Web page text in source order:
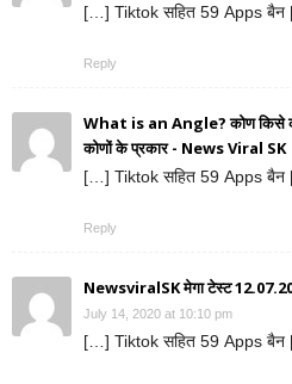
[…] Tiktok सहित 59 Apps
Reply
What is an Angle? कोण
कोणों के प्रकार - News Viral SK
[…] Tiktok सहित 59 Apps
Reply
NewsviralSK मेगा टेस्ट
July 14, 2020 at 10:10 pm
[…] Tiktok सहित 59 Apps